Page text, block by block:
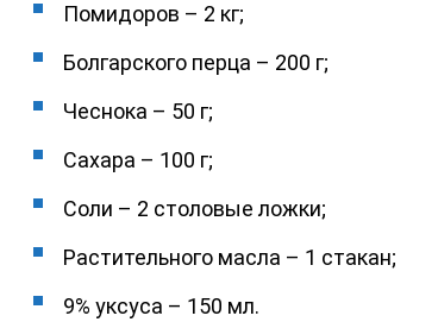
Помидоров – 2 кг;
Болгарского перца – 200 г;
Чеснока – 50 г;
Сахара – 100 г;
Соли – 2 столовые ложки;
Растительного масла – 1 стакан;
9% уксуса – 150 мл.